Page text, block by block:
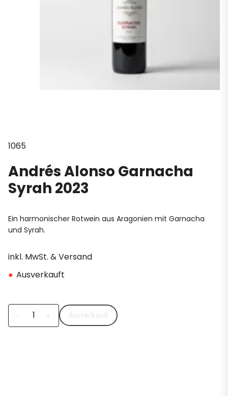
1065
Andrés Alonso Garnacha
Syrah 2023
Ein harmonischer Rotwein aus Aragonien mit Garnacha
und Syrah.
inkl. MwSt. & Versand
● Ausverkauft
remove add Ausverkauft